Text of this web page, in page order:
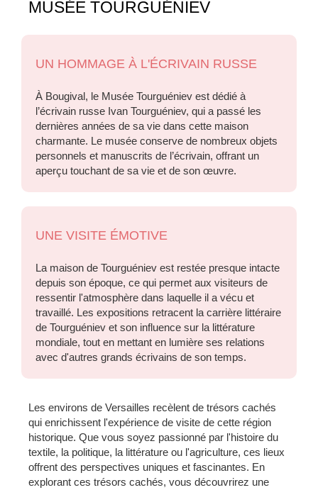
MUSÉE TOURGUÉNIEV
UN HOMMAGE À L'ÉCRIVAIN RUSSE
À Bougival, le Musée Tourguéniev est dédié à
l’écrivain russe Ivan Tourguéniev, qui a passé les
dernières années de sa vie dans cette maison
charmante. Le musée conserve de nombreux objets
personnels et manuscrits de l’écrivain, offrant un
aperçu touchant de sa vie et de son œuvre.
UNE VISITE ÉMOTIVE
La maison de Tourguéniev est restée presque intacte
depuis son époque, ce qui permet aux visiteurs de
ressentir l'atmosphère dans laquelle il a vécu et
travaillé. Les expositions retracent la carrière littéraire
de Tourguéniev et son influence sur la littérature
mondiale, tout en mettant en lumière ses relations
avec d'autres grands écrivains de son temps.
Les environs de Versailles recèlent de trésors cachés
qui enrichissent l'expérience de visite de cette région
historique. Que vous soyez passionné par l'histoire du
textile, la politique, la littérature ou l'agriculture, ces lieux
offrent des perspectives uniques et fascinantes. En
explorant ces trésors cachés, vous découvrirez une